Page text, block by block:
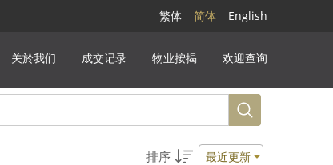
繁体 简体 English
关於我们 成交记录 物业按揭 欢迎查询
排序 最近更新